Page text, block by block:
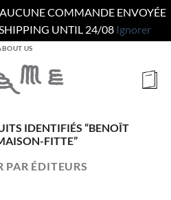
COMMANDE ENVOYÉE
UNTIL 24/08 Ignorer
US
IDENTIFIÉS “BENOÎT
FITTE”
PAR ÉDITEURS